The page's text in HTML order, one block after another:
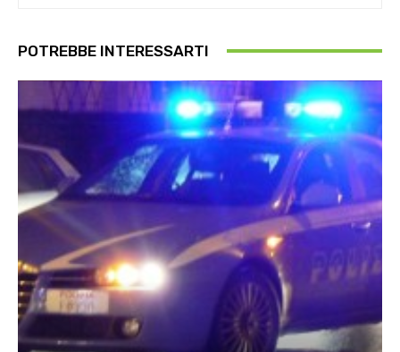
POTREBBE INTERESSARTI